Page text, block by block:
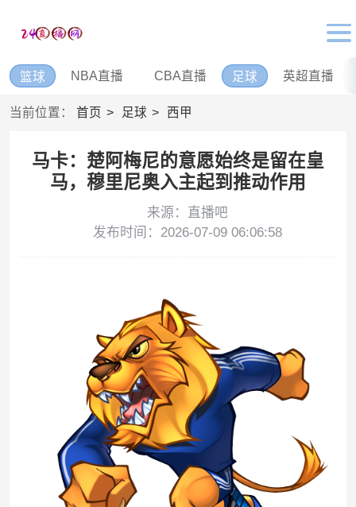
篮球 NBA直播 CBA直播 足球 英超直播
当前位置： 首页 足球 西甲
马卡：楚阿梅尼的意愿始终是留在皇
马，穆里尼奥入主起到推动作用
来源：直播吧
发布时间：2026-07-09 06:06:58